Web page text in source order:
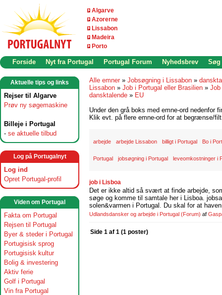
Algarve
Azorerne
Lissabon
Madeira
Porto
Forside Nyt fra Portugal Portugal Forum Nyhedsbrev Søg
Aktuelle tips og links
Rejser til Algarve
Prøv ny søgemaskine
Billeje i Portugal
- se aktuelle tilbud
Log på Portugalnyt
Log ind
Opret Portugal-profil
Viden om Portugal
Fakta om Portugal
Rejsen til Portugal
Byer & steder i Portugal
Portugisisk sprog
Portugisisk kultur
Bolig & investering
Aktiv ferie
Golf i Portugal
Vin fra Portugal
Alle emner » Jobsøgning i Lissabon »
Lissabon » Job i Portugal eller Brasilien » Job
dansktalende » EU
Under den grå boks med emne-ord nedenfor
Klik evt. på flere emne-ord for at begrænse/
arbejde arbejde Lissabon billigt i Portugal Bo i
Portugal jobsøgning i Portugal leveomkostninger i
job i Lisboa
Det er ikke altid så svært at finde arbejde,
søge og komme til samtale her i Lisboa.
solen&varmen i Portugal. Du skal for at
Udlandsdansker og arbejde i Portugal (Forum) af
Side 1 af 1 (1 poster)